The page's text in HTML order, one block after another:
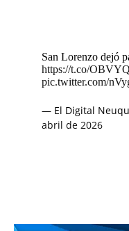
San Lorenzo dejó
https://t.co/
pic.twitter.com/
— El Digital
abril de 2026